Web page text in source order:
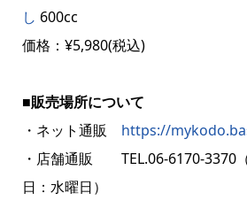
し 600cc
価格：¥5,980(税込)
■販売場所について
・ネット通販 https://
・店舗通販 TEL.06-6170-3370
日：水曜日）